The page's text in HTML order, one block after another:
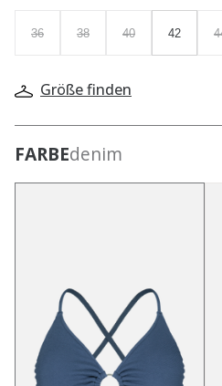
36 38 40 42
Größe finden
FARBEdenim